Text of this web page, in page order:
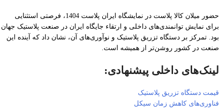
حضور میلان کالا پلاست در نمایشگاه ایران پلاست 1404، فرصتی استثنایی
برای نمایش توانمندی‌های داخلی و ارتقاء جایگاه ایران در صنعت پلاستیک جهان
بود. تمرکز بر دستگاه تزریق پلاستیک و نوآوری‌های آن، نشان داد که آینده این
صنعت در کشور روشن‌تر از همیشه است.
لینک‌های داخلی پیشنهادی:
قیمت دستگاه تزریق پلاستیک
فناوری‌های کاهش زمان سیکل